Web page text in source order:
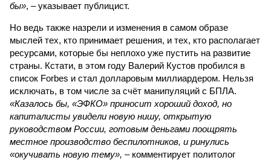
бы», – указывает публицист.
Но ведь также назрели и изменения в самом образе
мыслей тех, кто принимает решения, и тех, кто располагает
ресурсами, которые бы неплохо уже пустить на развитие
страны. Кстати, в этом году Валерий Кустов пробился в
список Forbes и стал долларовым миллиардером. Нельзя
исключать, в том числе за счёт манипуляций с БПЛА.
«Казалось бы, «ЭФКО» приносит хороший доход, но
капиталисты увидели новую нишу, открытую
руководством России, готовым деньгами поощрять
местное производство беспилотников, и ринулись
«окучивать новую тему», – комментирует политолог